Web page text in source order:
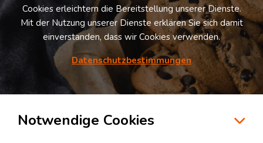
Möchten Sie diesen Suchauftrag
speichern und automatisch über neue
Standorte informiert werden?
Cookies erleichtern die Bereitstellung unserer Dienste.
Mit der Nutzung unserer Dienste erklären Sie sich damit
einverstanden, dass wir Cookies verwenden.
Datenschutzbestimmungen
Notwendige Cookies